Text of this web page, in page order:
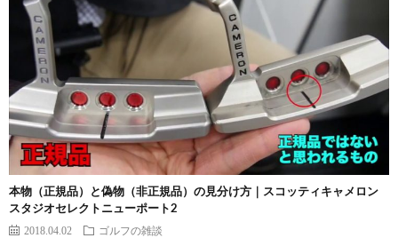
本物（正規品）と偽物（非正規品）の見分け方｜スコッティキャメロン
スタジオセレクトニューポート2
2018.04.02 ゴルフの雑談